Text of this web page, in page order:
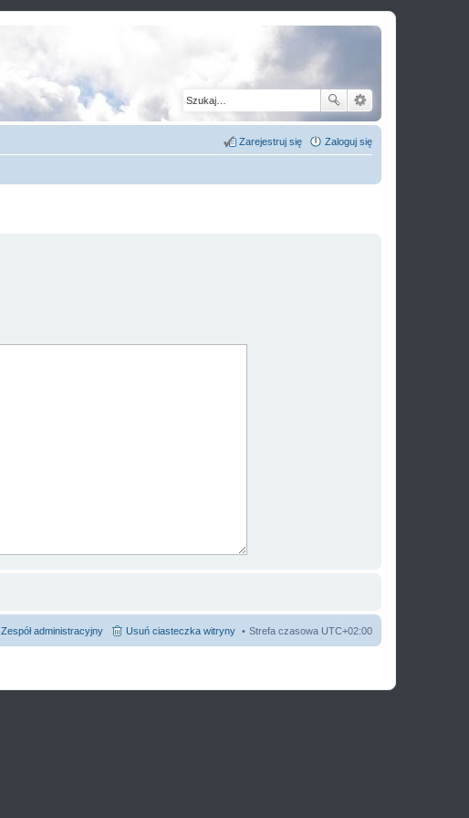
Zaloguj się
Zarejestruj się
Strefa czasowa UTC+02:00
Usuń ciasteczka witryny
Zespół administracyjny